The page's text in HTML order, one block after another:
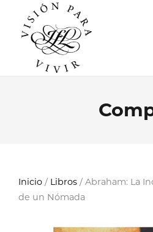
Inicio / Libros / Abraham: La
de un Nómada